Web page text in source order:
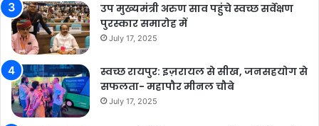
उप मुख्यमंत्री अरुण साव पहुंचे स्वच्छ सर्वेक्षण
पुरस्कार समारोह में
July 17, 2025
स्वच्छ रायपुर: इज़रायल से सीख, जनसहयोग से
सफलता- महापौर मीनल चौबे
July 17, 2025